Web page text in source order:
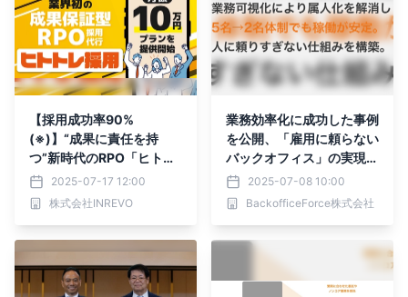
【採用成功率90%
(※)】“成果に責任を持
つ”新時代のRPO「ヒトト
レ採用」、月額10万円プ
ランを提供開始
2025-07-17 12:00
株式会社INREVO
業務効率化に成功した事例
を公開、「雇用に頼らない
バックオフィス」の実現を
サポート2025-07-08 10:00
BackofficeForce株式会社